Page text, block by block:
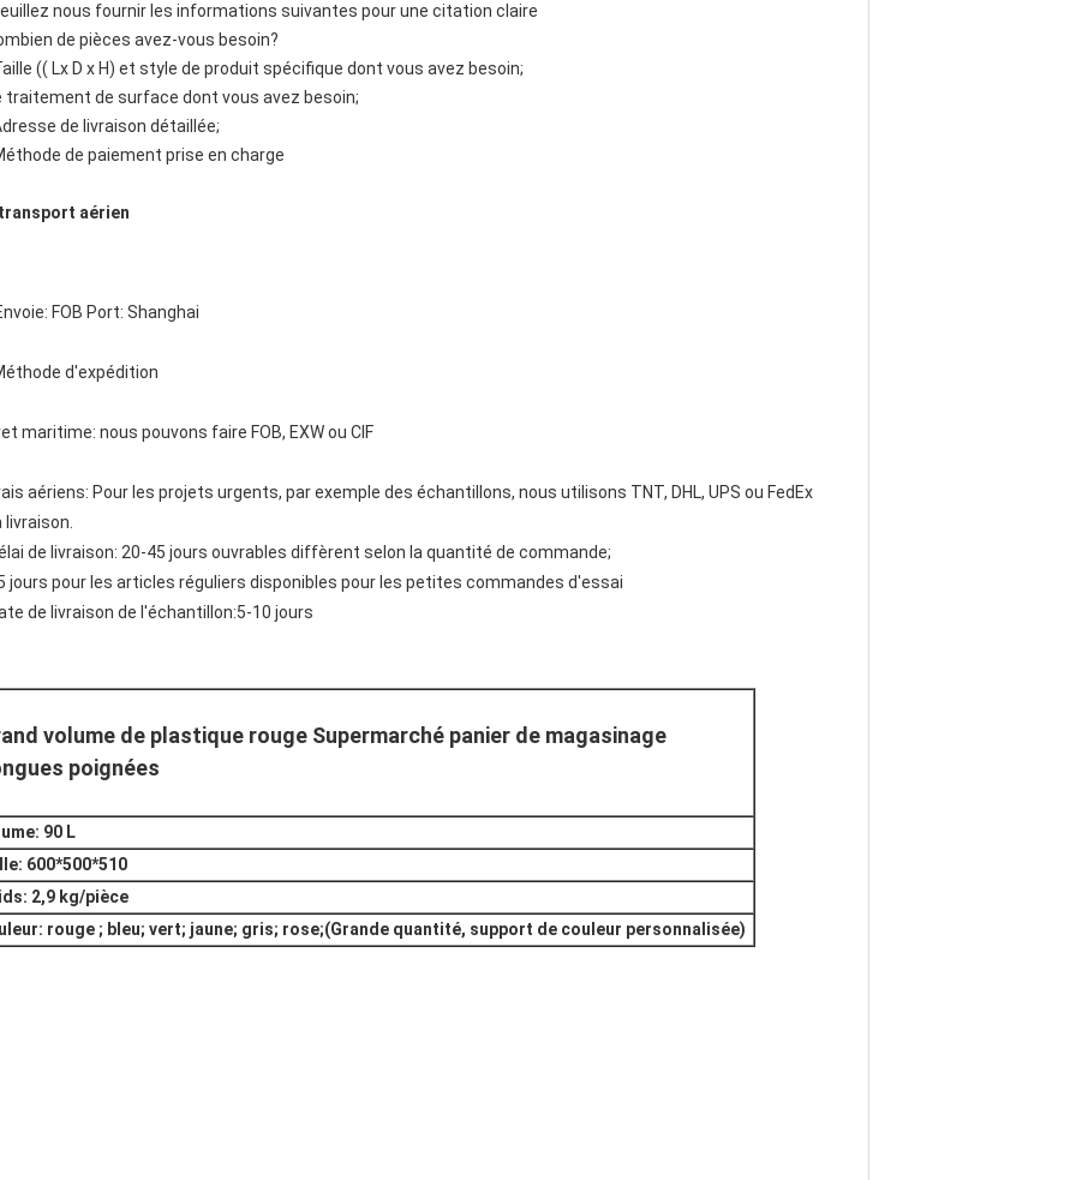
nous fournir les informations suivantes pour une citation claire
de pièces avez-vous besoin?
(( Lx D x H) et style de produit spécifique dont vous avez besoin;
traitement de surface dont vous avez besoin;
de livraison détaillée;
de paiement prise en charge
aérien
FOB Port: Shanghai
d'expédition
maritime: nous pouvons faire FOB, EXW ou CIF
aériens: Pour les projets urgents, par exemple des échantillons, nous utilisons TNT, DHL, UPS ou FedEx
livraison.
de livraison: 20-45 jours ouvrables diffèrent selon la quantité de commande;
jours pour les articles réguliers disponibles pour les petites commandes d'essai
de livraison de l'échantillon:5-10 jours
volume de plastique rouge Supermarché panier de magasinage
poignées
90 L
600*500*510
2,9 kg/pièce
rouge ; bleu; vert; jaune; gris; rose;(Grande quantité, support de couleur personnalisée)